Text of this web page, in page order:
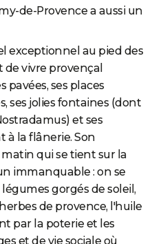
de-Provence a aussi un
exceptionnel au pied des
vivre provençal
pavées, ses places
ses jolies fontaines (dont
et ses
à la flânerie. Son
qui se tient sur la
immanquable : on se
gorgés de soleil,
de provence, l'huile
par la poterie et les
et de vie sociale où